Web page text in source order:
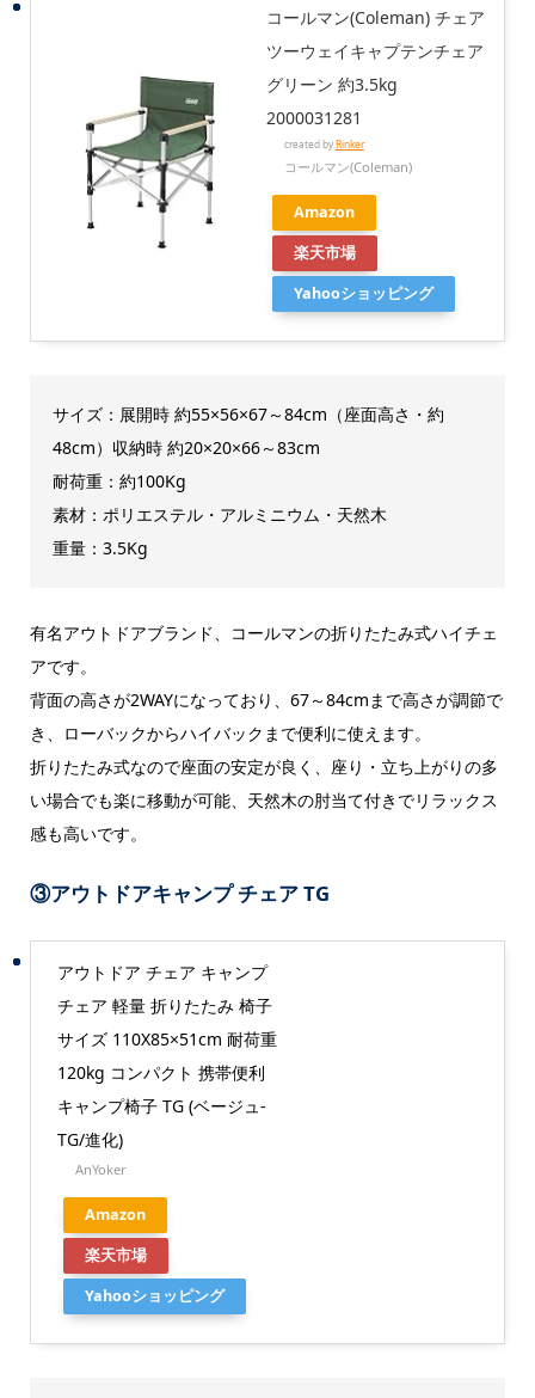
コールマン(Coleman) チェア
ツーウェイキャプテンチェア
グリーン 約3.5kg
2000031281
created byRinker
コールマン(Coleman)
Amazon
楽天市場
Yahooショッピング
サイズ：展開時 約55×56×67～84cm（座面高さ・約
48cm）収納時 約20×20×66～83cm
耐荷重：約100Kg
素材：ポリエステル・アルミニウム・天然木
重量：3.5Kg
有名アウトドアブランド、コールマンの折りたたみ式ハイチェ
アです。
背面の高さが2WAYになっており、67～84cmまで高さが調節で
き、ローバックからハイバックまで便利に使えます。
折りたたみ式なので座面の安定が良く、座り・立ち上がりの多
い場合でも楽に移動が可能、天然木の肘当て付きでリラックス
感も高いです。
③アウトドアキャンプ チェア TG
アウトドア チェア キャンプ
チェア 軽量 折りたたみ 椅子
サイズ 110X85×51cm 耐荷重
120kg コンパクト 携帯便利
キャンプ椅子 TG (ベージュ-
TG/進化)
AnYoker
Amazon
楽天市場
Yahooショッピング